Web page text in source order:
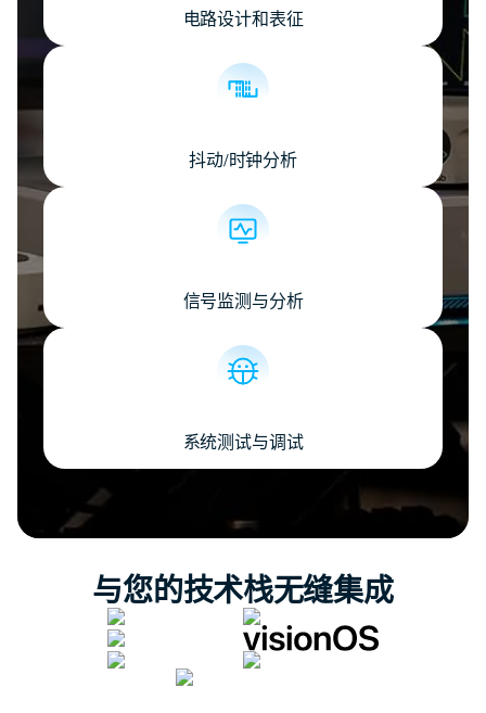
电路设计和表征
抖动/时钟分析
信号监测与分析
系统测试与调试
与您的技术栈无缝集成